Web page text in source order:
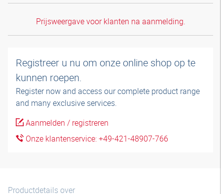
Prijsweergave voor klanten na aanmelding.
Registreer u nu om onze online shop op te
kunnen roepen.
Register now and access our complete product range
and many exclusive services.
Aanmelden / registreren
Onze klantenservice: +49-421-48907-766
Productdetails over